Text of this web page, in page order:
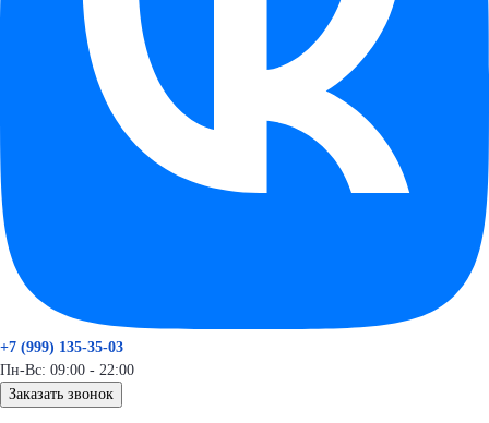
+7 (999) 135-35-03
Пн-Вс: 09:00 - 22:00
Заказать звонок